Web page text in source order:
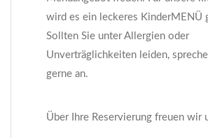
wird es ein leckeres KinderMENÜ
Sollten Sie unter Allergien oder
Unverträglichkeiten leiden,
gerne an.
Über Ihre Reservierung freuen wir